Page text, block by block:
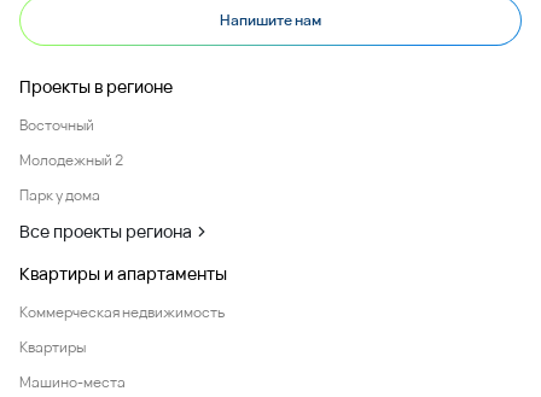
Напишите нам
Проекты в регионе
Восточный
Молодежный 2
Парк у дома
Все проекты региона
Квартиры и апартаменты
Коммерческая недвижимость
Квартиры
Машино-места